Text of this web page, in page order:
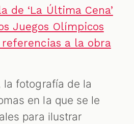
de ‘La Última Cena’
Juegos Olímpicos
referencias a la obra
la fotografía de la
en la que se le
para ilustrar